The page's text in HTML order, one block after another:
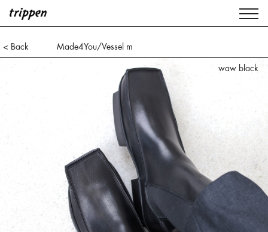
< Back
Made4You/Vessel m
waw black